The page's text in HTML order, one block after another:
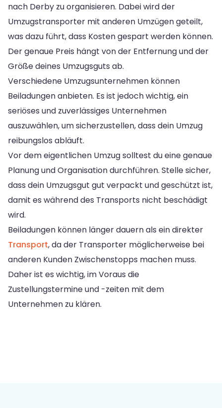
nach Derby zu organisieren. Dabei wird der
Umzugstransporter mit anderen Umzügen geteilt,
was dazu führt, dass Kosten gespart werden können.
Der genaue Preis hängt von der Entfernung und der
Größe deines Umzugsguts ab.
Verschiedene Umzugsunternehmen können
Beiladungen anbieten. Es ist jedoch wichtig, ein
seriöses und zuverlässiges Unternehmen
auszuwählen, um sicherzustellen, dass dein Umzug
reibungslos abläuft.
Vor dem eigentlichen Umzug solltest du eine genaue
Planung und Organisation durchführen. Stelle sicher,
dass dein Umzugsgut gut verpackt und geschützt ist,
damit es während des Transports nicht beschädigt
wird.
Beiladungen können länger dauern als ein direkter
Transport, da der Transporter möglicherweise bei
anderen Kunden Zwischenstopps machen muss.
Daher ist es wichtig, im Voraus die
Zustellungstermine und -zeiten mit dem
Unternehmen zu klären.